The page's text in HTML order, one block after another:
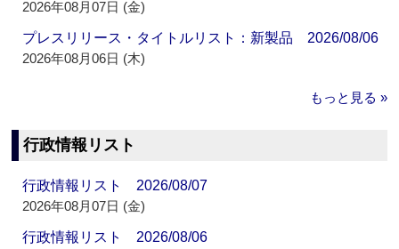
2026年08月07日 (金)
プレスリリース・タイトルリスト：新製品 2026/08/06
2026年08月06日 (木)
もっと見る »
行政情報リスト
行政情報リスト 2026/08/07
2026年08月07日 (金)
行政情報リスト 2026/08/06